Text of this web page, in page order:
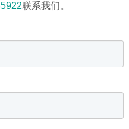
联系我们。